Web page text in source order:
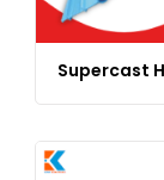
Supercast